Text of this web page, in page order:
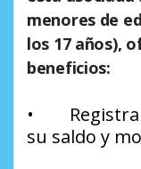
menores de
los 17 años),
beneficios:
•
su saldo y